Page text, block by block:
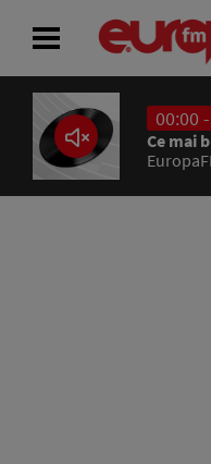
00:00
Ce mai
ACASĂ
ȘTIRI